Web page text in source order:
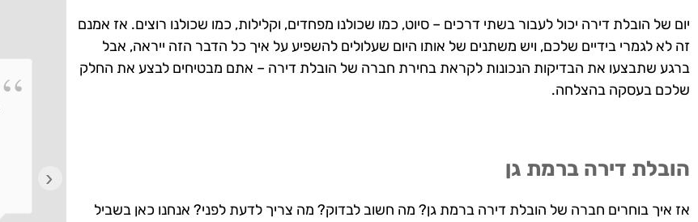
יום של הובלת דירה יכול לעבור בשתי דרכים – סיוט, כמו שכולנו מפחדים, וקלילות, כמו שכולנו רוצים. אז אמנם
זה לא לגמרי בידיים שלכם, ויש משתנים של אותו היום שעלולים להשפיע על איך כל הדבר הזה ייראה, אבל
ברגע שתבצעו את הבדיקות הנכונות לקראת בחירת חברה של הובלת דירה – אתם מבטיחים לבצע את החלק
שלכם בעסקה בהצלחה.
הובלת דירה ברמת גן
אז איך בוחרים חברה של הובלת דירה ברמת גן? מה חשוב לבדוק? מה צריך לדעת לפני? אנחנו כאן בשביל
‹